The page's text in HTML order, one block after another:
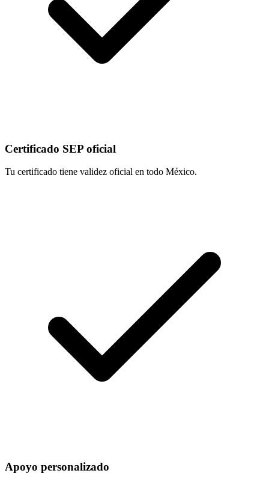
Certificado SEP oficial
Tu certificado tiene validez oficial en todo México.
Apoyo personalizado